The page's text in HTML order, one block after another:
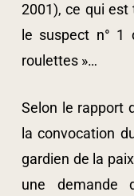
2001), ce qui est
le suspect n° 1
roulettes »…
Selon le rapport
la convocation
gardien de la
une demande